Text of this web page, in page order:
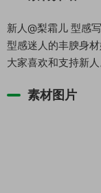
新人@梨霜儿 型感
型感迷人的丰腴身
大家喜欢和支持新人
素材图片